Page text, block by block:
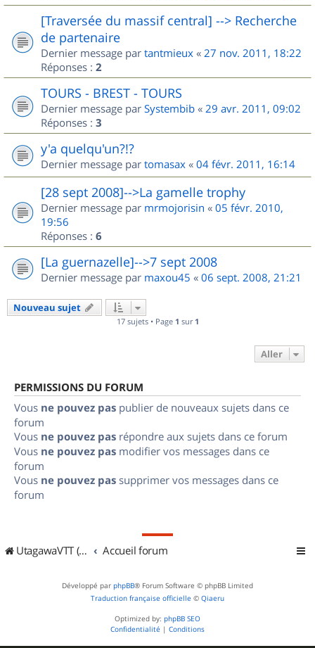
[Traversée du massif central] --> Recherche
de partenaire
Dernier message par tantmieux « 27 nov. 2011, 18:22
Réponses : 2
TOURS - BREST - TOURS
Dernier message par Systembib « 29 avr. 2011, 09:02
Réponses : 3
y'a quelqu'un?!?
Dernier message par tomasax « 04 févr. 2011, 16:14
[28 sept 2008]-->La gamelle trophy
Dernier message par mrmojorisin « 05 févr. 2010,
19:56
Réponses : 6
[La guernazelle]-->7 sept 2008
Dernier message par maxou45 « 06 sept. 2008, 21:21
Nouveau sujet
17 sujets • Page 1 sur 1
Aller
PERMISSIONS DU FORUM
Vous ne pouvez pas publier de nouveaux sujets dans ce
forum
Vous ne pouvez pas répondre aux sujets dans ce forum
Vous ne pouvez pas modifier vos messages dans ce
forum
Vous ne pouvez pas supprimer vos messages dans ce
forum
UtagawaVTT (Randos VTT et VTTAE avec traces GPS) Accueil forum
Développé par phpBB® Forum Software © phpBB Limited
Traduction française officielle © Qiaeru
Optimized by: phpBB SEO
Confidentialité | Conditions